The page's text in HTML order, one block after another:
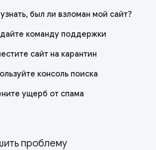
был ли взломан мой сайт?
команду поддержки
сайт на карантин
консоль поиска
ущерб от спама
проблему